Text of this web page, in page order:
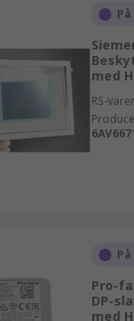
med
RS-
Pro-
DP-
med